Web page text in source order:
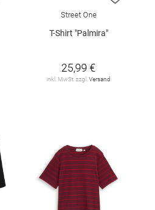
Street One
T-Shirt "Palmira"
25,99 €
inkl. MwSt. zzgl.Versand